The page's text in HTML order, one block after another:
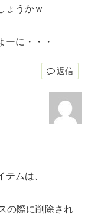
ょうかｗ
ーに・・・
返信
ムは、
の際に削除され